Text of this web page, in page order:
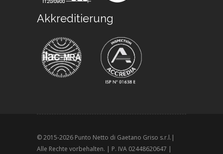
Akkreditierung
© 2015-2026 Punto Netto di Gaetano Griso s.r.l.|
Alle Rechte vorbehalten. | P. IVA 02448620647 |